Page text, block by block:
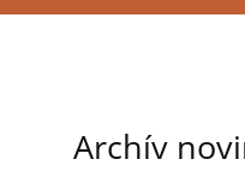
Archív